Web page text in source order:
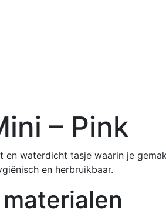
– Pink
en waterdicht tasje waarin je
en herbruikbaar.